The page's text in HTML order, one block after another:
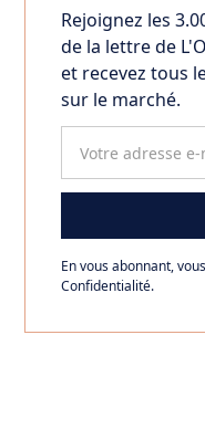
Rejoignez les
de la lettre de
et recevez tous
sur le marché.
En vous abonnant,
Confidentialité.